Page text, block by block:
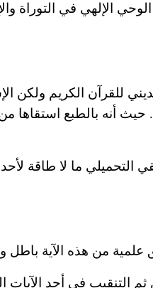
الإلهي في التوراة
للقرآن الكريم ولكن
حيث أنه بالطبع استقاها
التحميلي ما لا طاقة
علمية من هذه الآية
ثم
التنقيب في أحد الآيات